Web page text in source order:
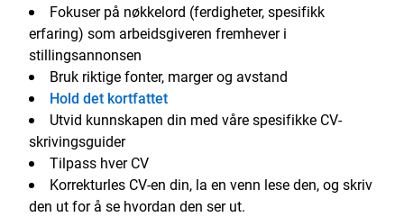
Fokuser på nøkkelord (ferdigheter, spesifikk
erfaring) som arbeidsgiveren fremhever i
stillingsannonsen
Bruk riktige fonter, marger og avstand
Hold det kortfattet
Utvid kunnskapen din med våre spesifikke CV-
skrivingsguider
Tilpass hver CV
Korrekturles CV-en din, la en venn lese den, og skriv
den ut for å se hvordan den ser ut.